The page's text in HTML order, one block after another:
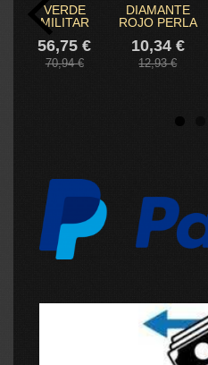
VERDE
MILITAR
56,75 €
70,94 €
DIAMANTE
ROJO PERLA
10,34 €
12,93 €